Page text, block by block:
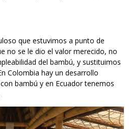
que estuvimos a punto de
no se le dio el valor merecido, no
del bambú, y sustituimos
Colombia hay un desarrollo
bambú y en Ecuador tenemos